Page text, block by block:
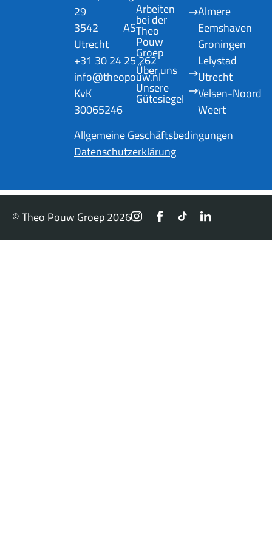
29
3542 AS
Utrecht
+31 30 24 25 262
info@theopouw.nl
KvK
30065246
Allgemeine Geschäftsbedingungen
Datenschutzerklärung
Arbeiten
bei der
Theo
Pouw
Groep
Über uns
Unsere
Gütesiegel
Almere
Eemshaven
Groningen
Lelystad
Utrecht
Velsen-Noord
Weert
© Theo Pouw Groep 2026